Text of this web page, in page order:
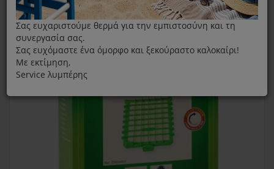
Σας ευχαριστούμε θερμά για την εμπιστοσύνη και τη
συνεργασία σας.
Σας ευχόμαστε ένα όμορφο και ξεκούραστο καλοκαίρι!
Με εκτίμηση,
Service λυμπέρης